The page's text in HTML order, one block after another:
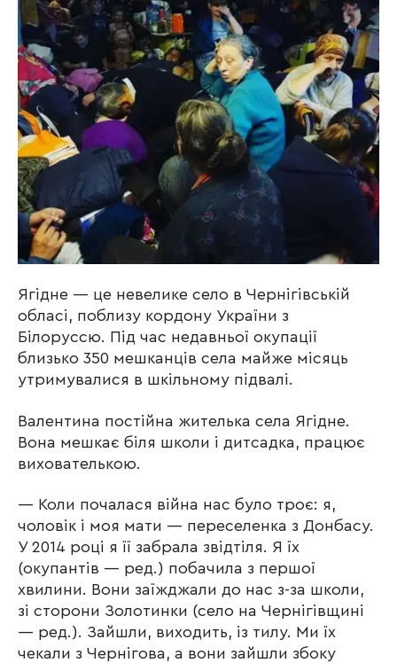
Ягідне — це невелике село в Чернігівській
обласі, поблизу кордону України з
Білоруссю. Під час недавньої окупації
близько 350 мешканців села майже місяць
утримувалися в шкільному підвалі.
Валентина постійна жителька села Ягідне.
Вона мешкає біля школи і дитсадка, працює
вихователькою.
— Коли почалася війна нас було троє: я,
чоловік і моя мати — переселенка з Донбасу.
У 2014 році я її забрала звідтіля. Я їх
(окупантів — ред.) побачила з першої
хвилини. Вони заїжджали до нас з-за школи,
зі сторони Золотинки (село на Чернігівщині
— ред.). Зайшли, виходить, із тилу. Ми їх
чекали з Чернігова, а вони зайшли збоку